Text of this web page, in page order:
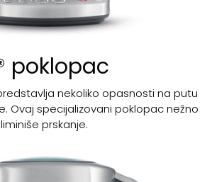
poklopac
nekoliko opasnosti na putu
Ovaj specijalizovani poklopac nežno
prskanje.